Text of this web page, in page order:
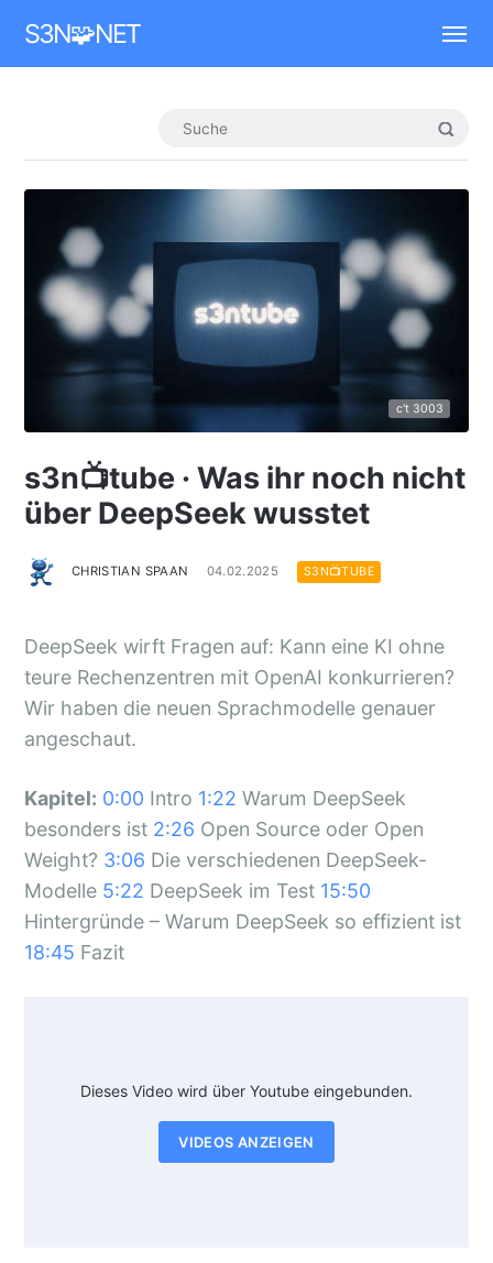
S3N🧩NET
c't 3003
s3n📺tube · Was ihr noch nicht
über DeepSeek wusstet
CHRISTIAN SPAAN 04.02.2025 S3N📺TUBE
DeepSeek wirft Fragen auf: Kann eine KI ohne
teure Rechenzentren mit OpenAI konkurrieren?
Wir haben die neuen Sprachmodelle genauer
angeschaut.
Kapitel: 0:00 Intro 1:22 Warum DeepSeek
besonders ist 2:26 Open Source oder Open
Weight? 3:06 Die verschiedenen DeepSeek-
Modelle 5:22 DeepSeek im Test 15:50
Hintergründe – Warum DeepSeek so effizient ist
18:45 Fazit
Dieses Video wird über Youtube eingebunden.
VIDEOS ANZEIGEN